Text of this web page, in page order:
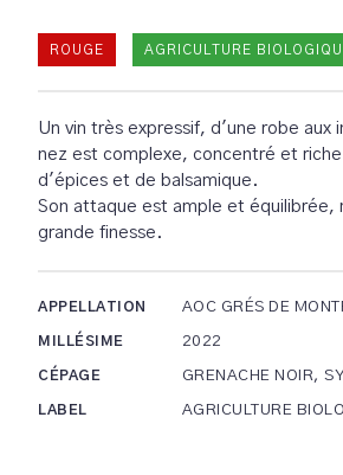
ROUGE AGRICULTURE
Un vin très expressif, d'une robe aux
nez est complexe, concentré et
d'épices et de balsamique.
Son attaque est ample et équilibrée,
grande finesse.
APPELLATION AOC GRÉS DE
MILLÉSIME 2022
CÉPAGE GRENACHE NOIR,
LABEL AGRICULTURE